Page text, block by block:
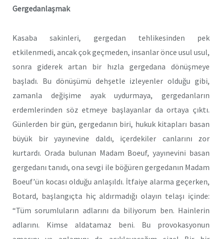
Gergedanlaşmak
Kasaba sakinleri, gergedan tehlikesinden pek
etkilenmedi, ancak çok geçmeden, insanlar önce usul usul,
sonra giderek artan bir hızla gergedana dönüşmeye
başladı. Bu dönüşümü dehşetle izleyenler olduğu gibi,
zamanla değişime ayak uydurmaya, gergedanların
erdemlerinden söz etmeye başlayanlar da ortaya çıktı.
Günlerden bir gün, gergedanın biri, hukuk kitapları basan
büyük bir yayınevine daldı, içerdekiler canlarını zor
kurtardı. Orada bulunan Madam Boeuf, yayınevini basan
gergedanı tanıdı, ona sevgi ile böğüren gergedanın Madam
Boeuf’ün kocası olduğu anlaşıldı. İtfaiye alarma geçerken,
Botard, başlangıçta hiç aldırmadığı olayın telaşı içinde:
“Tüm sorumluların adlarını da biliyorum ben. Hainlerin
adlarını. Kimse aldatamaz beni. Bu provokasyonun